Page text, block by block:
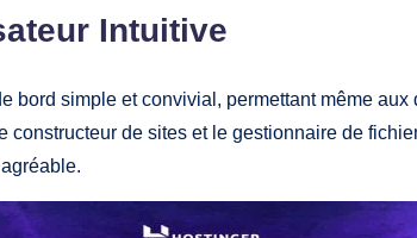
Intuitive
bord simple et convivial, permettant même
constructeur de sites et le gestionnaire de